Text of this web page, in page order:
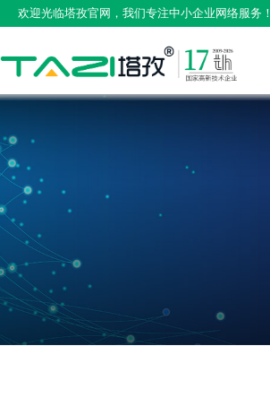
欢迎光临塔孜官网，我们专注中小企业网络服务！